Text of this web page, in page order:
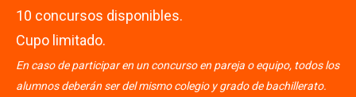
10 concursos disponibles.
Cupo limitado.
En caso de participar en un concurso en pareja o equipo, todos los
alumnos deberán ser del mismo colegio y grado de bachillerato.